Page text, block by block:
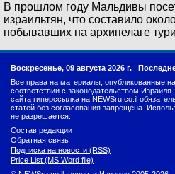
В прошлом году Мальдивы
израильтян, что составило
побывавших на архипелаге
Воскресенье, 09 августа 2026 г.
Все права на материалы, опубликованные
соответствии с законодательством
сайта гиперссылка на NEWSru.co.il
статей без согласования запрещена.
не разрешается.
Состав редакции
Обратная связь
Подписка на новости (RSS)
Price List (MS Word file)